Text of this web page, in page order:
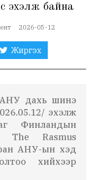
эхэлж байна
2026-05-12
Жиргэх
дахь шинэ
эхэлж
Финландын
The Rasmus
АНУ-ын хэд
хийхээр